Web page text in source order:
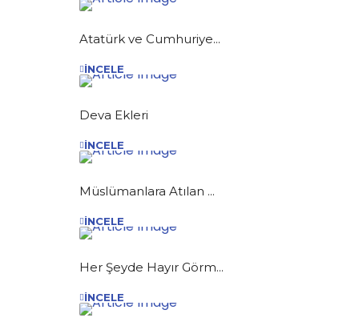
Atatürk ve Cumhuriye...
İNCELE
Deva Ekleri
İNCELE
Müslümanlara Atılan ...
İNCELE
Her Şeyde Hayır Görm...
İNCELE